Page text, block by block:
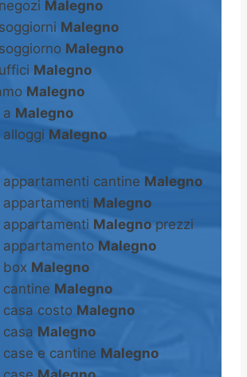
Malegno
Malegno
Malegno
Malegno
Malegno
Malegno
Malegno
cantine Malegno
Malegno
Malegno prezzi
appartamento Malegno
box Malegno
Malegno
costo Malegno
Malegno
e cantine Malegno